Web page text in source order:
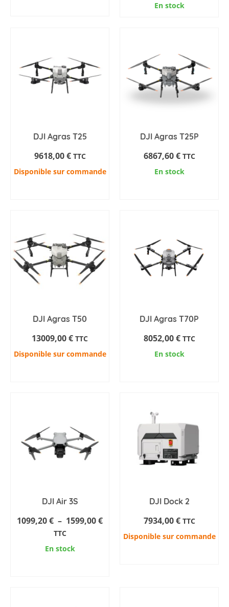
En stock
DJI Agras T25
9618,00€ TTC
Disponible sur commande
DJI Agras T25P
6867,60€ TTC
En stock
DJI Agras T50
13009,00€ TTC
Disponible sur commande
DJI Agras T70P
8052,00€ TTC
En stock
DJI Air 3S
1099,20€ – 1599,00€Plage
TTC
En stock
DJI Dock 2
7934,00€ TTC
Disponible sur commande